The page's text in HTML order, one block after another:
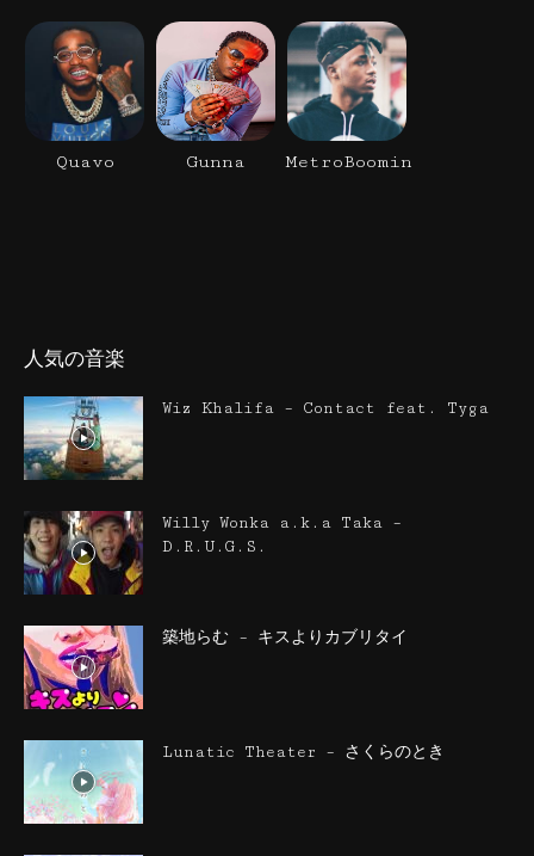
Quavo Gunna MetroBoomin
人気の音楽
Wiz Khalifa – Contact feat. Tyga
Willy Wonka a.k.a Taka –
D.R.U.G.S.
築地らむ – キスよりカブリタイ
Lunatic Theater – さくらのとき